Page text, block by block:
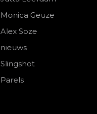
Monica Geuze
Alex Soze
nieuws
Slingshot
Parels